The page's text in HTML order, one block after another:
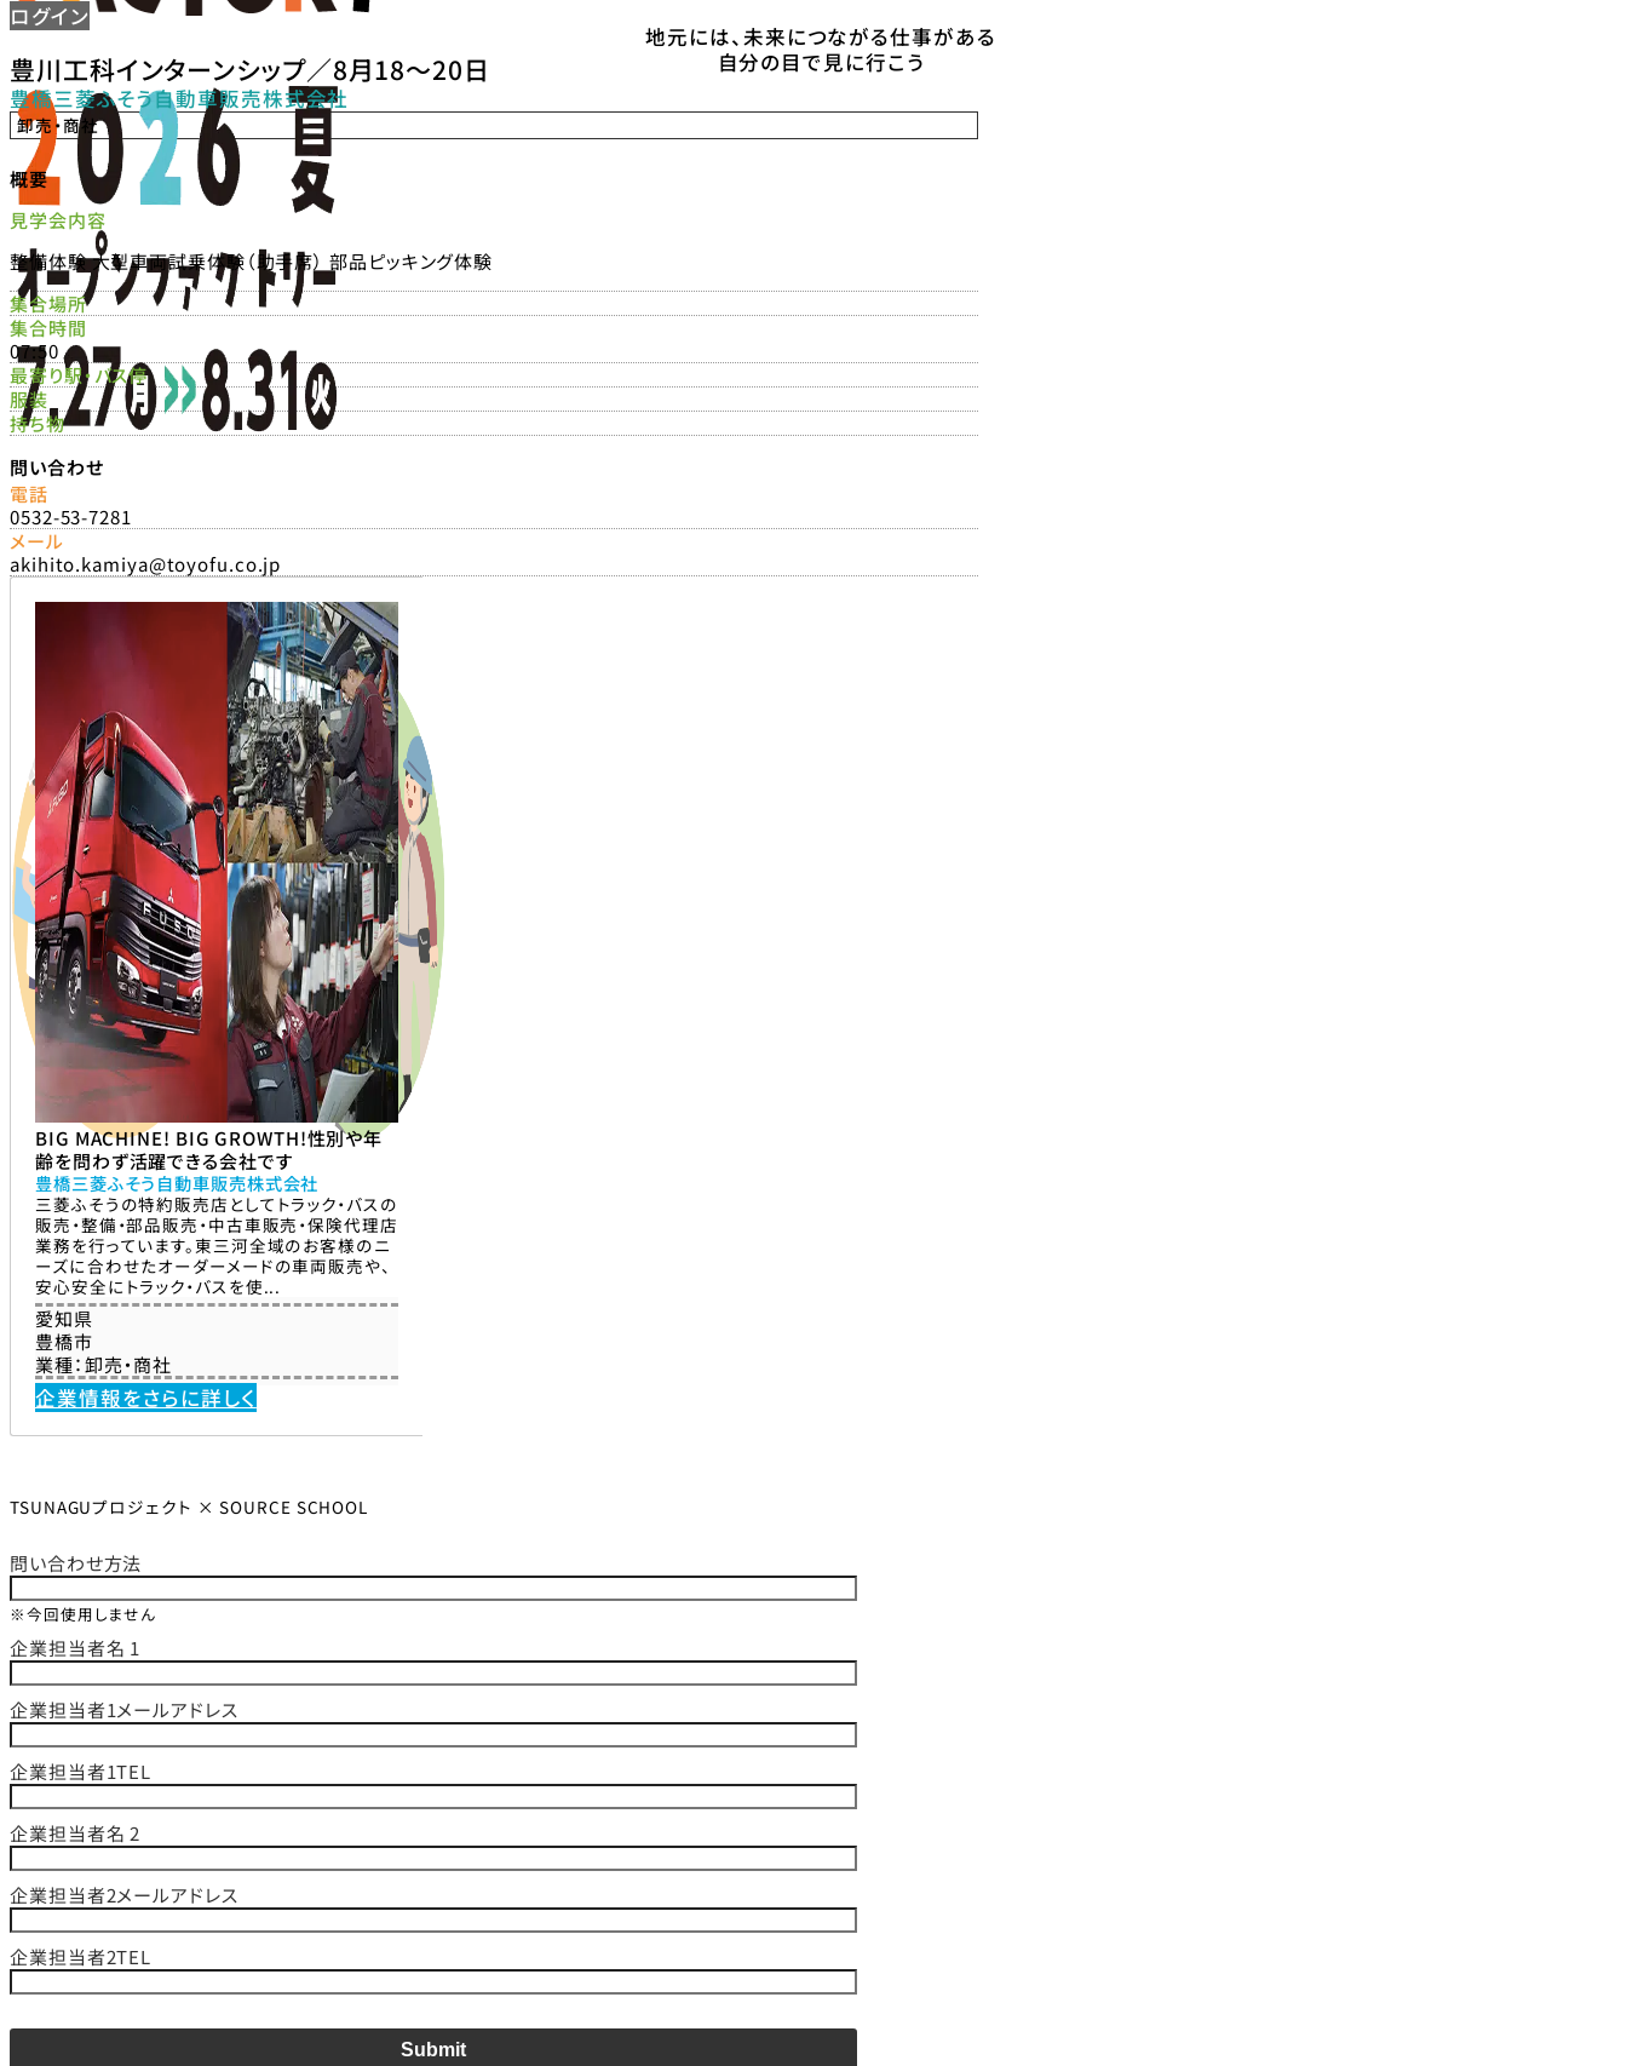
地元には、未来につながる仕事がある
自分の目で見に行こう
ログイン
豊川工科インターンシップ／8月18〜20日
豊橋三菱ふそう自動車販売株式会社
卸売・商社
概要
見学会内容
整備体験 大型車両試乗体験（助手席） 部品ピッキング体験
集合場所
集合時間
07:50
最寄り駅・バス停
服装
持ち物
問い合わせ
電話
0532-53-7281
メール
akihito.kamiya@toyofu.co.jp
BIG MACHINE! BIG GROWTH!性別や年
齢を問わず活躍できる会社です
豊橋三菱ふそう自動車販売株式会社
三菱ふそうの特約販売店としてトラック・バスの
販売・整備・部品販売・中古車販売・保険代理店
業務を行っています。東三河全域のお客様のニ
ーズに合わせたオーダーメードの車両販売や、
安心安全にトラック・バスを使...
愛知県
豊橋市
業種：卸売・商社
企業情報をさらに詳しく
TSUNAGUプロジェクト × SOURCE SCHOOL
問い合わせ方法
※今回使用しません
企業担当者名 1
企業担当者1メールアドレス
企業担当者1TEL
企業担当者名 2
企業担当者2メールアドレス
企業担当者2TEL
Submit